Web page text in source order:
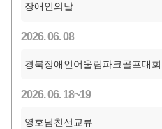
장애인의날
2026. 06. 08
경북장애인어울림파크골프대회
2026. 06. 18~19
영호남친선교류